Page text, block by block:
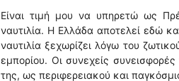
Είναι τιμή μου να υπηρετώ ως
ναυτιλία. Η Ελλάδα αποτελεί εδώ
ναυτιλία ξεχωρίζει λόγω του
εμπορίου. Οι συνεχείς
της, ως περιφερειακού και